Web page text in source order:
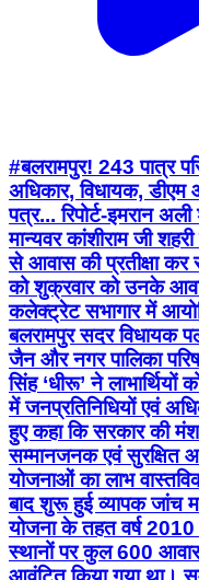
#बलरामपुर! 243 पात्र
अधिकार, विधायक,
पत्र... रिपोर्ट-इमरान
मान्यवर कांशीराम जी
से आवास की प्रतीक्षा कर
को शुक्रवार को उनके
कलेक्ट्रेट सभागार में
बलरामपुर सदर विधायक
जैन और नगर पालिका
सिंह ‘धीरू’ ने
में जनप्रतिनिधियों एवं
हुए कहा कि सरकार की
सम्मानजनक एवं सुरक्षित
योजनाओं का लाभ
बाद शुरू हुई व्यापक जांच
योजना के तहत वर्ष
स्थानों पर कुल 600 आवासों